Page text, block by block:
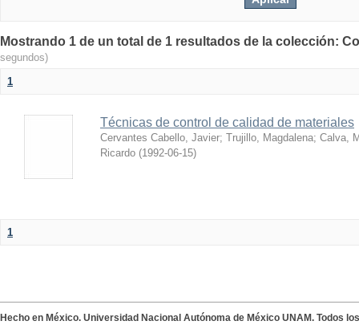
Mostrando 1 de un total de 1 resultados de la colección:
segundos)
1
Técnicas de control de calidad de materiales
Cervantes Cabello, Javier; Trujillo, Magdalena; Calva,
Ricardo (1992-06-15)
1
Hecho en México. Universidad Nacional Autónoma de México UNAM. Todos